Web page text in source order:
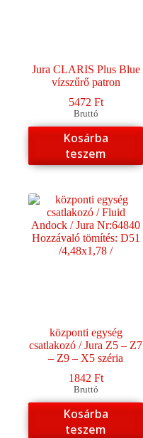
Jura CLARIS Plus Blue
vízszűrő patron
5472 Ft
Bruttó
Kosárba
teszem
központi egység
csatlakozó / Jura Z5 – Z7
– Z9 – X5 széria
1842 Ft
Bruttó
Kosárba
teszem